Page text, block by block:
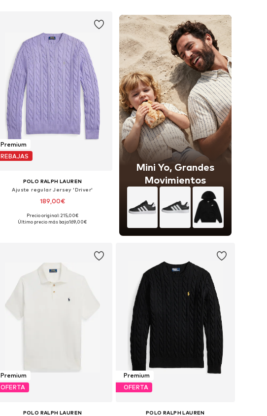
Premium
REBAJAS
POLO RALPH LAUREN
Ajuste regular Jersey 'Driver'
189,00€
+9
Tallas disponibles: L
Precio original: 215,00€
Último precio más bajo:169,00€
Mini Yo, Grandes
Movimientos
Premium
OFERTA
POLO RALPH LAUREN
Premium
OFERTA
POLO RALPH LAUREN